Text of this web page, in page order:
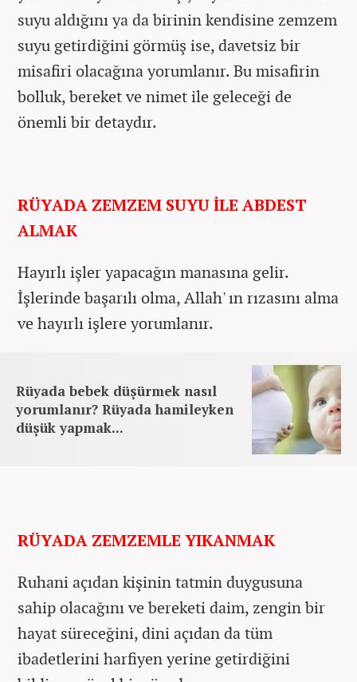
suyu aldığını ya da birinin kendisine zemzem
suyu getirdiğini görmüş ise, davetsiz bir
misafiri olacağına yorumlanır. Bu misafirin
bolluk, bereket ve nimet ile geleceği de
önemli bir detaydır.
RÜYADA ZEMZEM SUYU İLE ABDEST
ALMAK
Hayırlı işler yapacağın manasına gelir.
İşlerinde başarılı olma, Allah' ın rızasını alma
ve hayırlı işlere yorumlanır.
Rüyada bebek düşürmek nasıl
yorumlanır? Rüyada hamileyken
düşük yapmak...
RÜYADA ZEMZEMLE YIKANMAK
Ruhani açıdan kişinin tatmin duygusuna
sahip olacağını ve bereketi daim, zengin bir
hayat süreceğini, dini açıdan da tüm
ibadetlerini harfiyen yerine getirdiğini